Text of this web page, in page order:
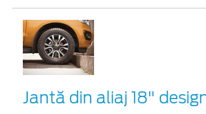
Jantă din aliaj 18"